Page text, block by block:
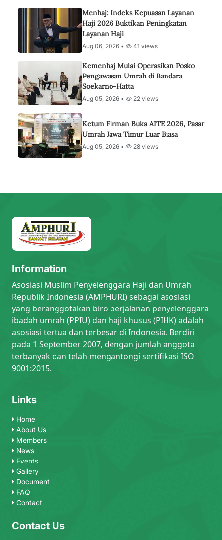
Menhaj: Indeks Kepuasan Layanan
Haji 2026 Buktikan Peningkatan
Layanan Haji
Aug 06, 2026 • 41 views
Kemenhaj Mulai Operasikan Posko
Pengawasan Umrah di Bandara
Soekarno-Hatta
Aug 05, 2026 • 22 views
Ketum Firman Buka AITE 2026, Pasar
Umrah Jawa Timur Luar Biasa
Aug 05, 2026 • 28 views
Information
Asosiasi Muslim Penyelenggara Haji dan Umrah
Republik Indonesia (AMPHURI) sebagai asosiasi
yang beranggotakan biro perjalanan penyelenggara
ibadah umrah (PPIU) dan haji khusus (PIHK) adalah
asosiasi tertua dan terbesar di Indonesia. Berdiri
pada 1 September 2007, dengan jumlah anggota
terbanyak dan telah mengantongi sertifikasi ISO
9001:2015.
Links
Home
About Us
Members
News
Events
Gallery
Document
FAQ
Contact
Contact Us